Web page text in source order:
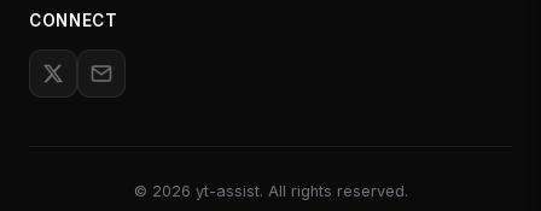
CONNECT
© 2026 yt-assist. All rights reserved.